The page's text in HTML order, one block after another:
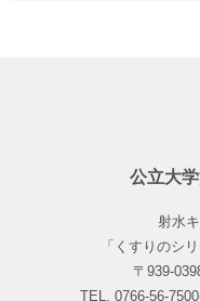
公立大
射水
「くすりのシ
〒939-
TEL. 0766-56-